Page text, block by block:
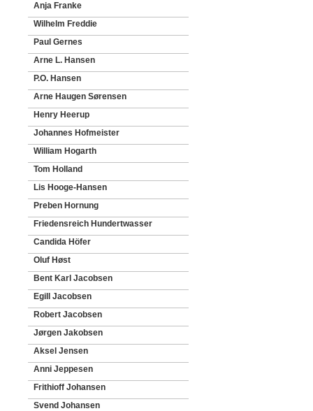
Anja Franke
Wilhelm Freddie
Paul Gernes
Arne L. Hansen
P.O. Hansen
Arne Haugen Sørensen
Henry Heerup
Johannes Hofmeister
William Hogarth
Tom Holland
Lis Hooge-Hansen
Preben Hornung
Friedensreich Hundertwasser
Candida Höfer
Oluf Høst
Bent Karl Jacobsen
Egill Jacobsen
Robert Jacobsen
Jørgen Jakobsen
Aksel Jensen
Anni Jeppesen
Frithioff Johansen
Svend Johansen